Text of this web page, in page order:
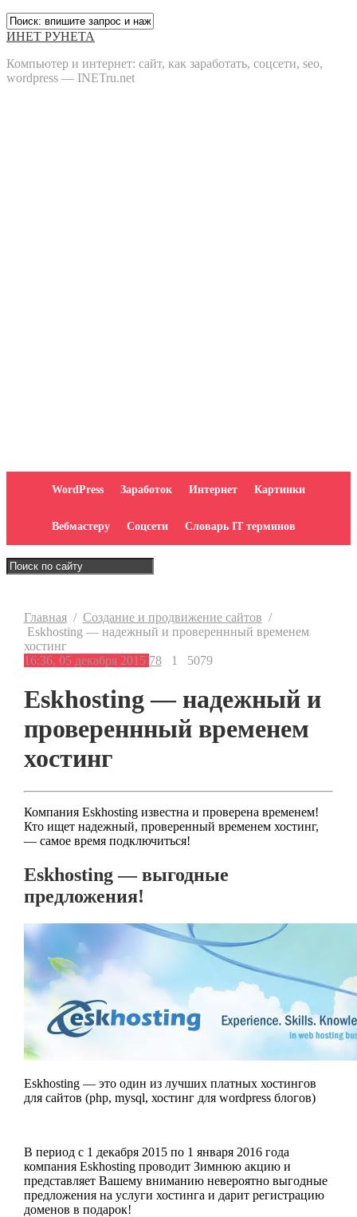
ИНЕТ РУНЕТА
Компьютер и интернет: сайт, как заработать, соцсети, seo,
wordpress — INETru.net
WordPress Заработок Интернет Картинки
Вебмастеру Соцсети Словарь IT терминов
Главная/ Создание и продвижение сайтов /
Eskhosting — надежный и провереннный временем
хостинг
16:36, 05 декабря 2015 78 1 5079
Eskhosting — надежный и
провереннный временем
хостинг
Компания Eskhosting известна и проверена временем!
Кто ищет надежный, проверенный временем хостинг,
— самое время подключиться!
Eskhosting — выгодные
предложения!
Eskhosting — это один из лучших платных хостингов
для сайтов (php, mysql, хостинг для wordpress блогов)
В период с 1 декабря 2015 по 1 января 2016 года
компания Eskhosting проводит Зимнюю акцию и
представляет Вашему вниманию невероятно выгодные
предложения на услуги хостинга и дарит регистрацию
доменов в подарок!